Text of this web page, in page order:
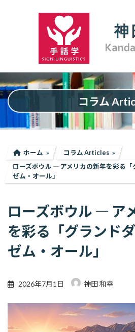
ッ
プ
移
動
コラム
ホーム
コラム Articles
ローズボウル ― アメリカの新年を彩る「
ゼム・オール」
ローズボウル ― ア
を彩る「グランド
ゼム・オール」
2026年7月1日 神田 和幸